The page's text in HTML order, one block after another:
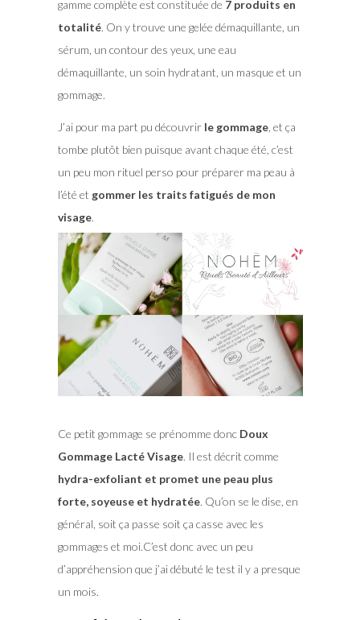
gamme complète est constituée de 7 produits en
totalité. On y trouve une gelée démaquillante, un
sérum, un contour des yeux, une eau
démaquillante, un soin hydratant, un masque et un
gommage.
J’ai pour ma part pu découvrir le gommage, et ça
tombe plutôt bien puisque avant chaque été, c’est
un peu mon rituel perso pour préparer ma peau à
l’été et gommer les traits fatigués de mon
visage.
Ce petit gommage se prénomme donc Doux
Gommage Lacté Visage. Il est décrit comme
hydra-exfoliant et promet une peau plus
forte, soyeuse et hydratée. Qu’on se le dise, en
général, soit ça passe soit ça casse avec les
gommages et moi.C’est donc avec un peu
d’appréhension que j’ai débuté le test il y a presque
un mois.